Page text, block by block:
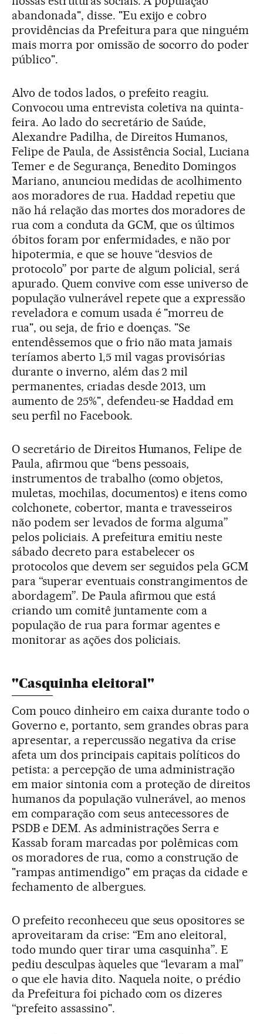
abandonada", disse. "Eu exijo e cobro
providências da Prefeitura para que ninguém
mais morra por omissão de socorro do poder
público".
Alvo de todos lados, o prefeito reagiu.
Convocou uma entrevista coletiva na quinta-
feira. Ao lado do secretário de Saúde,
Alexandre Padilha, de Direitos Humanos,
Felipe de Paula, de Assistência Social, Luciana
Temer e de Segurança, Benedito Domingos
Mariano, anunciou medidas de acolhimento
aos moradores de rua. Haddad repetiu que
não há relação das mortes dos moradores de
rua com a conduta da GCM, que os últimos
óbitos foram por enfermidades, e não por
hipotermia, e que se houve “desvios de
protocolo” por parte de algum policial, será
apurado. Quem convive com esse universo de
população vulnerável repete que a expressão
reveladora e comum usada é "morreu de
rua", ou seja, de frio e doenças. "Se
entendêssemos que o frio não mata jamais
teríamos aberto 1,5 mil vagas provisórias
durante o inverno, além das 2 mil
permanentes, criadas desde 2013, um
aumento de 25%", defendeu-se Haddad em
seu perfil no Facebook.
O secretário de Direitos Humanos, Felipe de
Paula, afirmou que “bens pessoais,
instrumentos de trabalho (como objetos,
muletas, mochilas, documentos) e itens como
colchonete, cobertor, manta e travesseiros
não podem ser levados de forma alguma”
pelos policiais. A prefeitura emitiu neste
sábado decreto para estabelecer os
protocolos que devem ser seguidos pela GCM
para “superar eventuais constrangimentos de
abordagem”. De Paula afirmou que está
criando um comitê juntamente com a
população de rua para formar agentes e
monitorar as ações dos policiais.
"Casquinha eleitoral"
Com pouco dinheiro em caixa durante todo o
Governo e, portanto, sem grandes obras para
apresentar, a repercussão negativa da crise
afeta um dos principais capitais políticos do
petista: a percepção de uma administração
em maior sintonia com a proteção de direitos
humanos da população vulnerável, ao menos
em comparação com seus antecessores de
PSDB e DEM. As administrações Serra e
Kassab foram marcadas por polêmicas com
os moradores de rua, como a construção de
"rampas antimendigo" em praças da cidade e
fechamento de albergues.
O prefeito reconheceu que seus opositores se
aproveitaram da crise: “Em ano eleitoral,
todo mundo quer tirar uma casquinha”. E
pediu desculpas àqueles que “levaram a mal”
o que ele havia dito. Naquela noite, o prédio
da Prefeitura foi pichado com os dizeres
“prefeito assassino".